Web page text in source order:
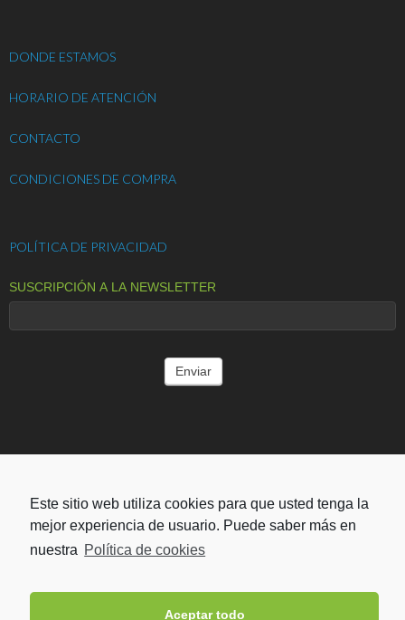
Este sitio web utiliza cookies para que usted tenga la
mejor experiencia de usuario. Puede saber más en
nuestra Política de cookies
Aceptar todo
DONDE ESTAMOS
HORARIO DE ATENCIÓN
CONTACTO
CONDICIONES DE COMPRA
POLÍTICA DE PRIVACIDAD
SUSCRIPCIÓN A LA NEWSLETTER